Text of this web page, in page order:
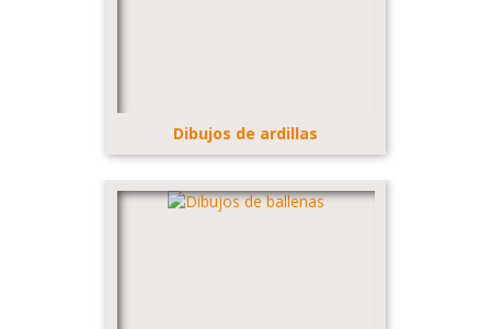
Dibujos de ardillas